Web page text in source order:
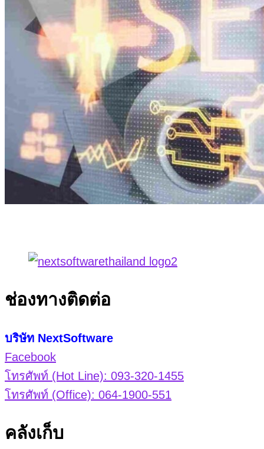
ช่องทางติดต่อ
บริษัท NextSoftware
Facebook
โทรศัพท์ (Hot Line): 093-320-1455
โทรศัพท์ (Office): 064-1900-551
คลังเก็บ